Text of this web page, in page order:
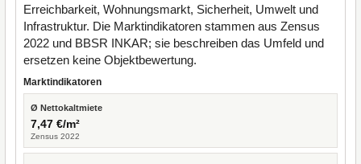
Erreichbarkeit, Wohnungsmarkt, Sicherheit, Umwelt und
Infrastruktur. Die Marktindikatoren stammen aus Zensus
2022 und BBSR INKAR; sie beschreiben das Umfeld und
ersetzen keine Objektbewertung.
Marktindikatoren
Ø Nettokaltmiete
7,47 €/m²
Zensus 2022